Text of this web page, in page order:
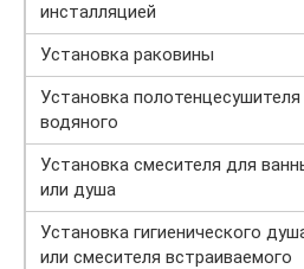
инсталляцией
Установка раковины
Установка полотенцесушителя
водяного
Установка смесителя для
или душа
Установка гигиенического
или смесителя встраиваемого